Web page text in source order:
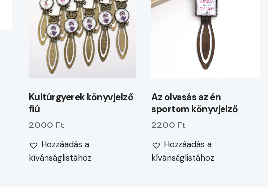
Kultúrgyerek könyvjelző
fiú
2000 Ft
Hozzáadás a
kívánságlistához
Az olvasás az én
sportom könyvjelző
2200 Ft
Hozzáadás a
kívánságlistához